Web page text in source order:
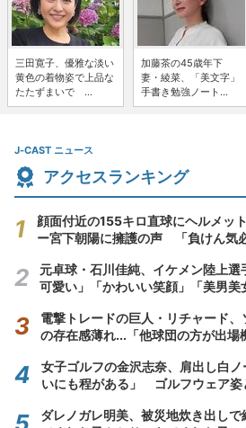
三田寛子、優雅な淡い
黄色の着物姿で上品な
たたずまいで ...
加藤茶の45歳年下
妻・綾菜、「美文字」
手書き勉強ノート...
J-CAST ニュース
アクセスランキング
顔面付近の155キロ直球にヘルメッ
ー宮下朝陽に擁護の声 「負けん気
元卓球・石川佳純、イケメン陸上
可愛い」「かわいい笑顔」「美男美
電撃トレードの巨人・リチャード
の存在感薄れ...「他球団の方が出場
女子ゴルフの金沢志奈、肩出し白
いにも程がある」 ゴルフウェア姿
ダレノガレ明美、被災地炊き出し